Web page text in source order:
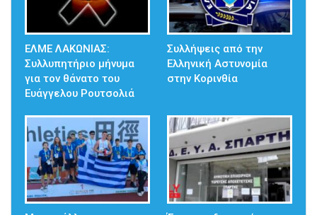
ΕΛΜΕ ΛΑΚΩΝΙΑΣ:
Συλλυπητήριο μήνυμα
για τον θάνατο του
Ευάγγελου Ρουτσολιά
Συλλήψεις από την
Ελληνική Αστυνομία
στην Κορινθία